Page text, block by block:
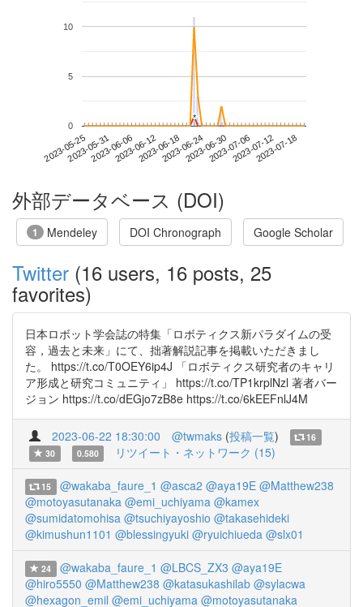
2023-05-252023-05-312023-06-062023-06-122023-06-182023-06-242023-06-302023-07-062023-07-122023-07-18
0
5
10
*
*
外部データベース (DOI)
1 Mendeley DOI Chronograph Google Scholar
Twitter (16 users, 16 posts, 25
favorites)
日本ロボット学会誌の特集「ロボティクス新パラダイムの受
容，過去と未来」にて、拙著解説記事を掲載いただきまし
た。 https://t.co/T0OEY6ip4J 「ロボティクス研究者のキャリ
ア形成と研究コミュニティ」 https://t.co/TP1krplNzl 著者バー
ジョン https://t.co/dEGjo7zB8e https://t.co/6kEEFnlJ4M
2023-06-22 18:30:00 @twmaks (投稿一覧)
16
30
0.580 リツイート・ネットワーク (15)
15 @wakaba_faure_1 @asca2 @aya19E @Matthew238
@motoyasutanaka @emi_uchiyama @kamex
@sumidatomohisa @tsuchiyayoshio @takasehideki
@kimushun1101 @blessingyuki @ryuichiueda @slx01
24 @wakaba_faure_1 @LBCS_ZX3 @aya19E
@hiro5550 @Matthew238 @katasukashilab @sylacwa
@hexagon_emil @emi_uchiyama @motoyasutanaka